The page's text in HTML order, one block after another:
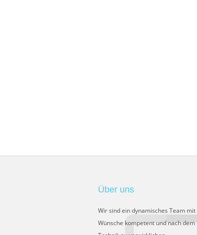
Über uns
Wir sind ein dynamisches Team
Wünsche kompetent und nach